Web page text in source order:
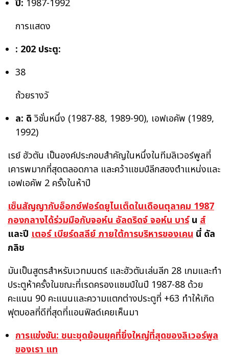
ปี: 1987-1992
การแสดง
: 202 ประตู:
38
ถ้วยรางวั
ล: ดิวิชั่นหนึ่ง (1987-88, 1989-90), เอฟเอคัพ (1989,
1992)
เรย์ ฮัวตัน เป็นองค์ประกอบสำคัญในหนึ่งในทีมลิเวอร์พูลที่
เคารพมากที่สุดตลอดกาล และคว้าแชมป์ลีกสองตำแหน่งและ
เอฟเอคัพ 2 ครั้งในห้าปี
เซ็นสัญญากับอ็อกซ์ฟอร์ดยูไนเต็ดในเดือนตุลาคม 1987
กองกลางได้ร่วมมือกับจอห์นอัลดริดจ์ จอห์น บาร์น ส์
และปี เตอร์ เบียร์ดสลีย์ ภายใต้การบริหารของเคน นี่ ดัล
กลิช
มันเป็นสูตรสำหรับเวทมนตร์ และฮัวตันเล่นลีก 28 เกมและทำ
ประตูห้าครั้งในขณะที่เรดครองแชมป์ในปี 1987-88 ด้วย
คะแนน 90 คะแนนและความแตกต่างประตูที่ +63 ทำให้เกิด
ฟุตบอลที่ดีที่สุดที่แอนฟิลด์เคยเห็นมา
การแข่งขัน: ชนะชุดย้อนยุคที่ยิ่งใหญ่ที่สุดของลิเวอร์พูล
ของเรา แท